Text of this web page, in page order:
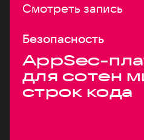
Смотреть запись
Безопасность
AppSec-
для сотен
строк кода